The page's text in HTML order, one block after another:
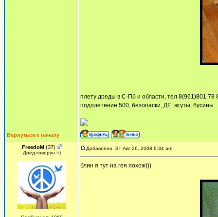
плету дреды в С-Пб и области, тел 8(961)801 78
подплетение 500, безопаски, ДЕ, жгуты, бусины
Вернуться к началу
FreedoM(37)
Дред-говорун =)
Добавлено: Вт Авг 26, 2008 6:34 am
блин я тут на гея похож)))